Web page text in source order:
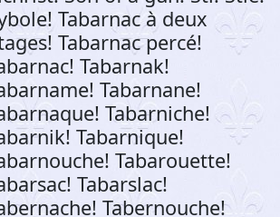
Tabarnac à deux
Tabarnac percé!
Tabarnak!
Tabarnane!
Tabarniche!
Tabarnique!
Tabarouette!
Tabarslac!
Tabernouche!